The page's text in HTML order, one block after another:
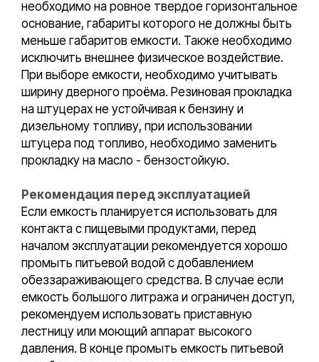
необходимо на ровное твердое горизонтальное
основание, габариты которого не должны быть
меньше габаритов емкости. Также необходимо
исключить внешнее физическое воздействие.
При выборе емкости, необходимо учитывать
ширину дверного проёма. Резиновая прокладка
на штуцерах не устойчивая к бензину и
дизельному топливу, при использовании
штуцера под топливо, необходимо заменить
прокладку на масло - бензостойкую.
Рекомендация перед эксплуатацией
Если емкость планируется использовать для
контакта с пищевыми продуктами, перед
началом эксплуатации рекомендуется хорошо
промыть питьевой водой с добавлением
обеззараживающего средства. В случае если
емкость большого литража и ограничен доступ,
рекомендуем использовать приставную
лестницу или моющий аппарат высокого
давления. В конце промыть емкость питьевой